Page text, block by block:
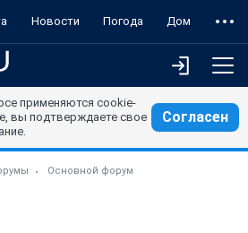
Новости Погода Дом
применяются cookie-
вы подтверждаете свое
Согласен
Основной форум